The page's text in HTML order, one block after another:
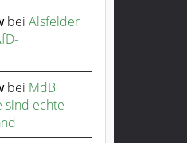
bei Alsfelder
bei MdB
sind echte